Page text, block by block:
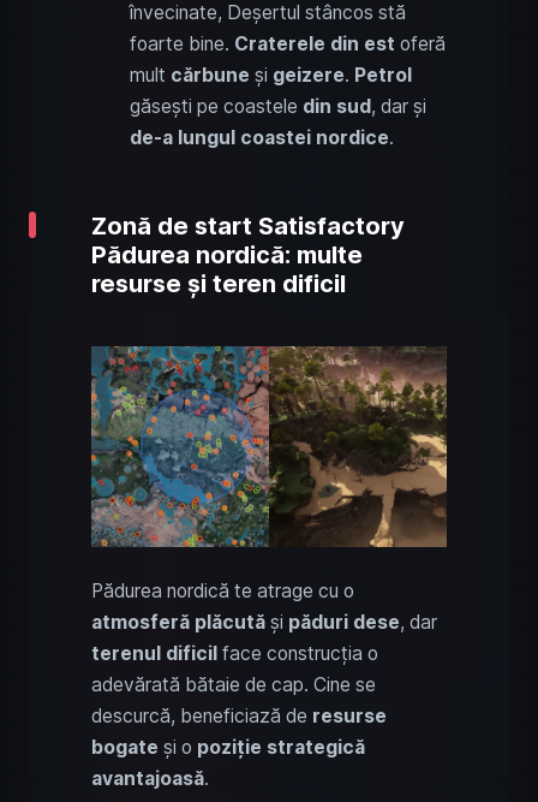
învecinate, Deșertul stâncos stă
foarte bine. Craterele din est oferă
mult cărbune și geizere. Petrol
găsești pe coastele din sud , dar și
de-a lungul coastei nordice.
Zonă de start Satisfactory
Pădurea nordică: multe
resurse și teren dificil
Pădurea nordică te atrage cu o
atmosferă plăcută și păduri dese, dar
terenul dificil face construcția o
adevărată bătaie de cap. Cine se
descurcă, beneficiază de resurse
bogate și o poziție strategică
avantajoasă.